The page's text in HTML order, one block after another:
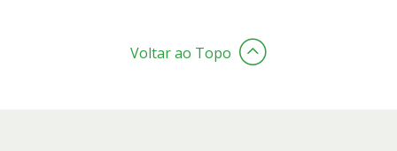
Voltar ao Topo